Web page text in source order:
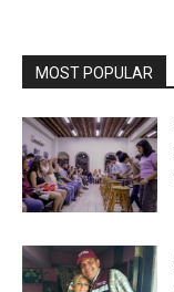
MOST POPULAR